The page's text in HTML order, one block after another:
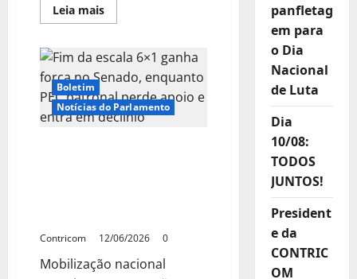
Leia maisLeia
mais
sobre
PEC
da
6×1
deve
ficar
para
Boletim
Notícias do Parlamento
Contricom 12/06/2026 0
Mobilização nacional
panfletag
em para
o Dia
Nacional
de Luta
Dia
10/08:
TODOS
JUNTOS!
President
e da
CONTRIC
OM